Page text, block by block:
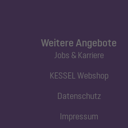
Weitere Angebote
Jobs & Karriere
KESSEL Webshop
Datenschutz
Impressum